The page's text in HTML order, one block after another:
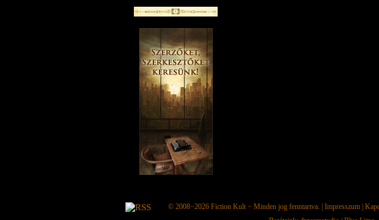
© 2008−2026 Fiction Kult− Minden jog fenntartva. | Impresszum|